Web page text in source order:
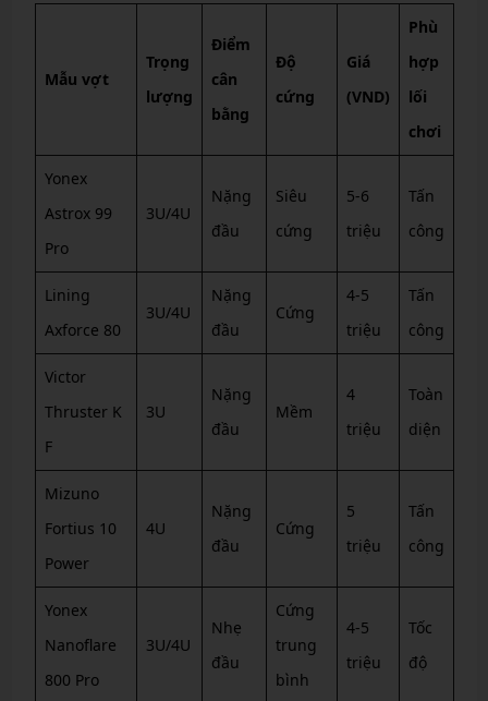
Mẫu vợt
Trọng
lượng
Điểm
cân
bằng
Độ
cứng
Giá
(VND)
Phù
hợp
lối
chơi
Yonex
Astrox 99
Pro
3U/4U
Nặng
đầu
Siêu
cứng
5-6
triệu
Tấn
công
Lining
Axforce 80
3U/4U
Nặng
đầu
Cứng
4-5
triệu
Tấn
công
Victor
Thruster K
F
3U
Nặng
đầu
Mềm
4
triệu
Toàn
diện
Mizuno
Fortius 10
Power
4U
Nặng
đầu
Cứng
5
triệu
Tấn
công
Yonex
Nanoflare
800 Pro
3U/4U
Nhẹ
đầu
Cứng
trung
bình
4-5
triệu
Tốc
độ